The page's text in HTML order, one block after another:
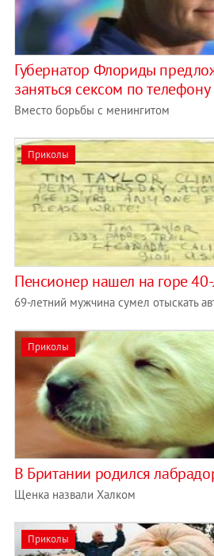
Губернатор Флориды
заняться сексом по телефону
Вместо борьбы с менингитом
Приколы
Пенсионер нашел на горе
69-летний мужчина сумел отыскать
Приколы
В Британии родился
Щенка назвали Халком
Приколы